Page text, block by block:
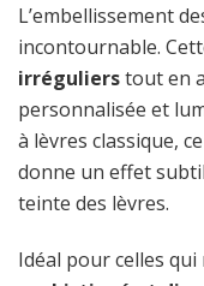
L’embellissement
incontournable.
irrégulierstout en
personnalisée et
à lèvres classique,
donne un effet
teinte des lèvres.
Idéal pour celles